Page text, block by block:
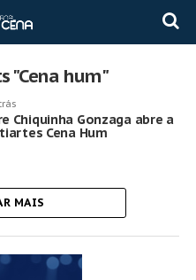
"Cena hum"
Chiquinha Gonzaga abre a
Cena Hum
MAIS